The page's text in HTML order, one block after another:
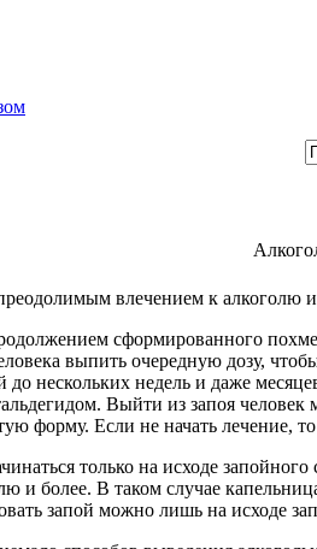
влечением к алкоголю
сформированного
выпить очередную дозу,
нескольких недель и даже
Выйти из запоя
форму. Если не начать лечение,
только на исходе
и более. В таком случае
запой можно лишь на исходе